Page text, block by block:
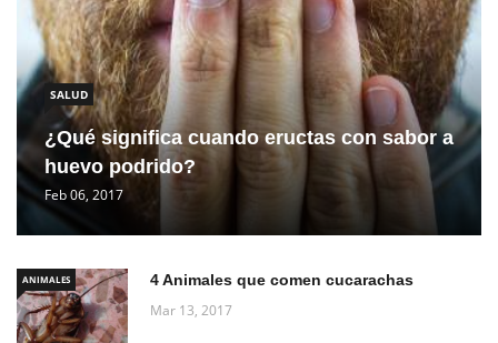
SALUD
¿Qué significa cuando eructas con sabor a
huevo podrido?
Feb 06, 2017
ANIMALES 4 Animales que comen cucarachas
Mar 13, 2017